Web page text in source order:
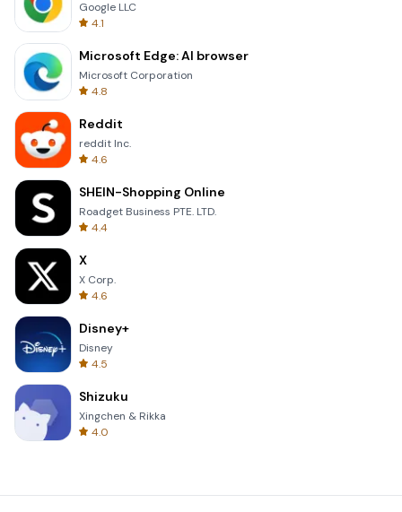
Google LLC
4.1
Microsoft Edge: AI browser
Microsoft Corporation
4.8
Reddit
reddit Inc.
4.6
SHEIN-Shopping Online
Roadget Business PTE. LTD.
4.4
X
X Corp.
4.6
Disney+
Disney
4.5
Shizuku
Xingchen & Rikka
4.0